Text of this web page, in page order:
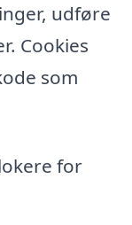
udføre
Cookies
som
for